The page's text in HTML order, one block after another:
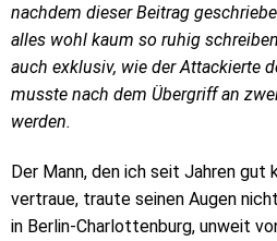
nachdem dieser Beitrag
alles wohl kaum so ruhig
auch exklusiv, wie der Attackierte
musste nach dem Übergriff an
werden.
Der Mann, den ich seit Jahren gut
vertraue, traute seinen Augen
in Berlin-Charlottenburg, unweit